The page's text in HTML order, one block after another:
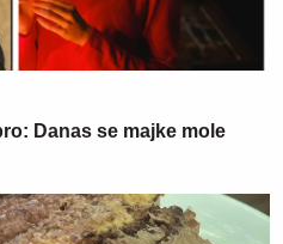
Danas se majke mole